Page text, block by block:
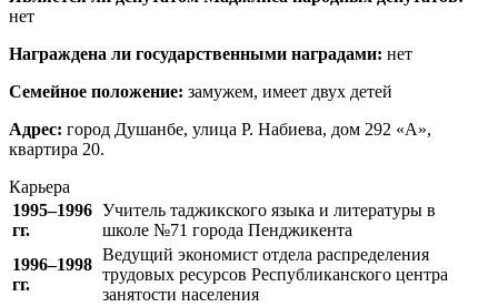
нет
Награждена ли государственными наградами: нет
Семейное положение: замужем, имеет двух детей
Адрес: город Душанбе, улица Р. Набиева, дом 292 «А»,
квартира 20.
Карьера
1995–1996
гг.
Учитель таджикского языка и литературы в
школе №71 города Пенджикента
1996–1998
гг.
Ведущий экономист отдела распределения
трудовых ресурсов Республиканского центра
занятости населения